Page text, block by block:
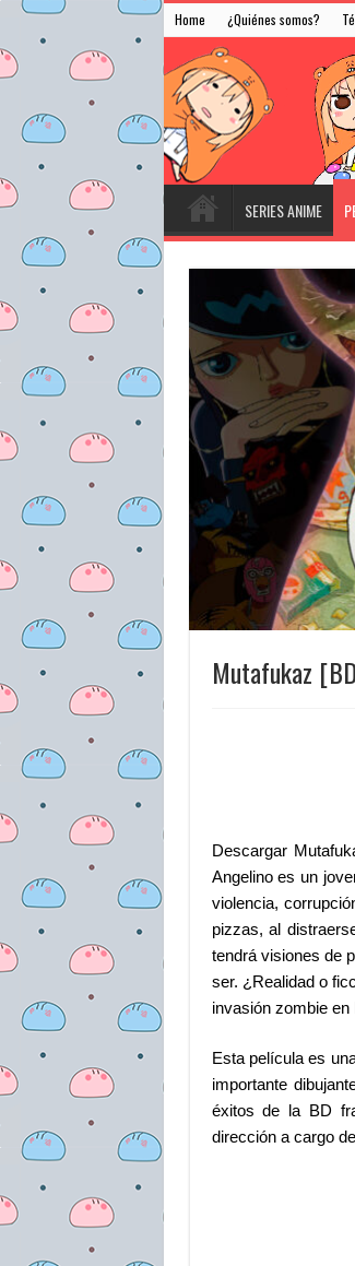
Home ¿Quiénes somos?
SERIES ANIME
Mutafukaz
Descargar
Angelino es un
violencia,
pizzas, al
tendrá visiones de
ser. ¿Realidad o
invasión zombie en
Esta película es
importante
éxitos de la BD
dirección a cargo